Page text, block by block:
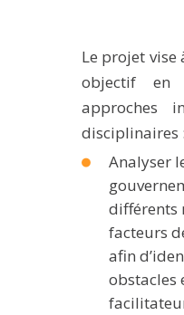
WORKING PAPERS
NOTES THÉMATIQUES
NOS TRAVAUX EN VIDÉO
Le projet vise
objectif en
approches
disciplinaires :
Analyser
différents
facteurs
afin
obstacles